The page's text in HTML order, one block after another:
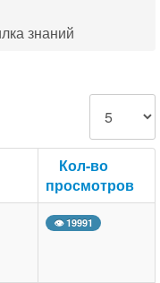
знаний
Кол-во
Кол-во
просмотров
👁 19991